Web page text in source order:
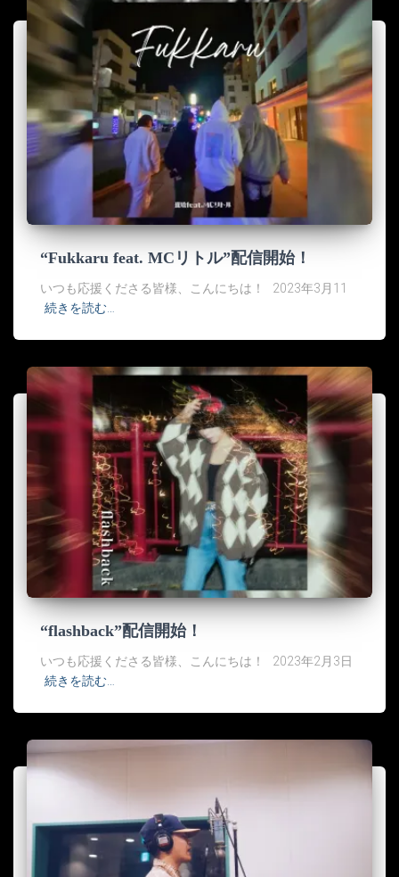
“Fukkaru feat. MCリトル”配信開始！
いつも応援くださる皆様、こんにちは！ 2023年3月11
続きを読む…
“flashback”配信開始！
いつも応援くださる皆様、こんにちは！ 2023年2月3日
続きを読む…